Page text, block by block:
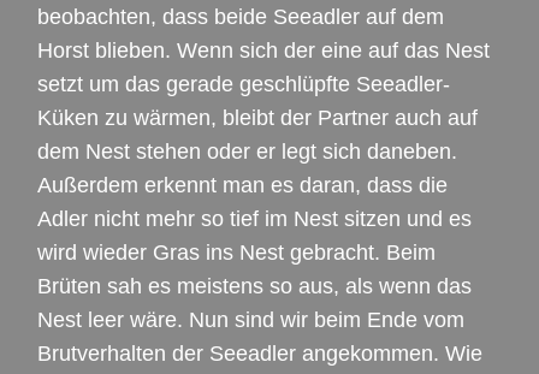
beobachten, dass beide Seeadler auf dem
Horst blieben. Wenn sich der eine auf das Nest
setzt um das gerade geschlüpfte Seeadler-
Küken zu wärmen, bleibt der Partner auch auf
dem Nest stehen oder er legt sich daneben.
Außerdem erkennt man es daran, dass die
Adler nicht mehr so tief im Nest sitzen und es
wird wieder Gras ins Nest gebracht. Beim
Brüten sah es meistens so aus, als wenn das
Nest leer wäre. Nun sind wir beim Ende vom
Brutverhalten der Seeadler angekommen. Wie